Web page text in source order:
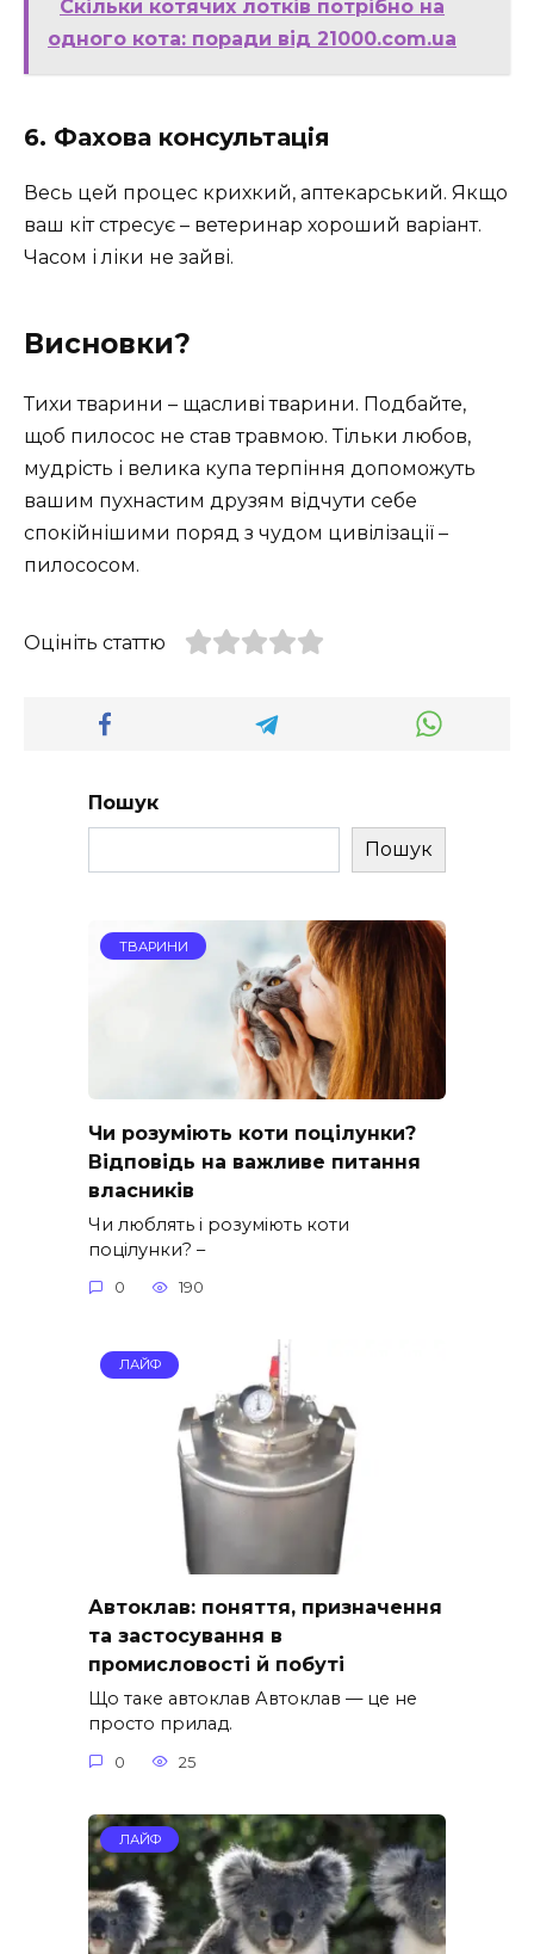
Скільки котячих лотків потрібно на
одного кота: поради від 21000.com.ua
6. Фахова консультація
Весь цей процес крихкий, аптекарський. Якщо
ваш кіт стресує – ветеринар хороший варіант.
Часом і ліки не зайві.
Висновки?
Тихи тварини – щасливі тварини. Подбайте,
щоб пилосос не став травмою. Тільки любов,
мудрість і велика купа терпіння допоможуть
вашим пухнастим друзям відчути себе
спокійнішими поряд з чудом цивілізації –
пилососом.
Оцініть статтю
Пошук
Пошук
ТВАРИНИ
Чи розуміють коти поцілунки?
Відповідь на важливе питання
власників
Чи люблять і розуміють коти
поцілунки? –
0 190
ЛАЙФ
Автоклав: поняття, призначення
та застосування в
промисловості й побуті
Що таке автоклав Автоклав — це не
просто прилад.
0 25
ЛАЙФ